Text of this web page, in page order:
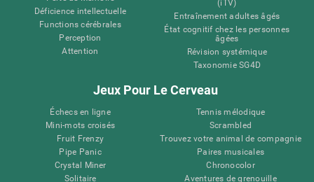
Déficience intellectuelle
Functions cérébrales
Perception
Attention
(iTV)
Entraînement adultes âgés
État cognitif chez les personnes
âgées
Révision systémique
Taxonomie SG4D
Jeux Pour Le Cerveau
Échecs en ligne
Mini-mots croisés
Fruit Frenzy
Pipe Panic
Crystal Miner
Solitaire
Tennis mélodique
Scrambled
Trouvez votre animal de compagnie
Paires musicales
Chronocolor
Aventures de grenouille